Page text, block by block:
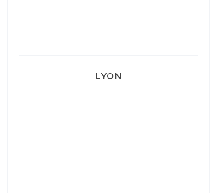
LYON